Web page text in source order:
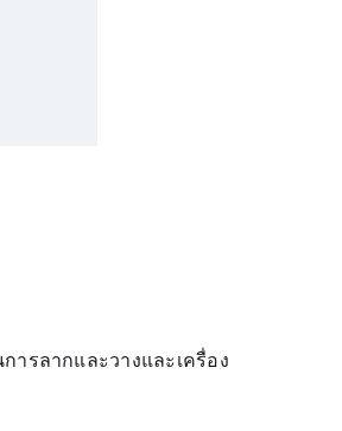
รลากและวางและเครื่อง